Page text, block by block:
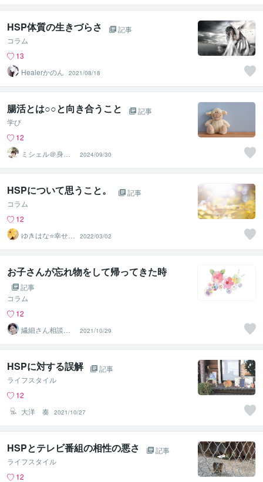
HSP体質の生きづらさ
記事
コラム
13
Healerかのん
2021/08/18
腸活とは○○と向き合うこと
記事
学び
12
ミシェル＠身体
が整う米粉美ス
イーツ®
2024/09/30
HSPについて思うこと。
記事
コラム
12
ゆきはな⭐幸せの
糸口をみつける
占い師
2022/03/02
お子さんが忘れ物をして帰ってきた時
記事
コラム
12
繊細さん相談室
☘️野崎真礼（ま
ひろ）
2021/10/29
HSPに対する誤解
記事
ライフスタイル
12
大洋 奏
2021/10/27
HSPとテレビ番組の相性の悪さ
記事
ライフスタイル
12